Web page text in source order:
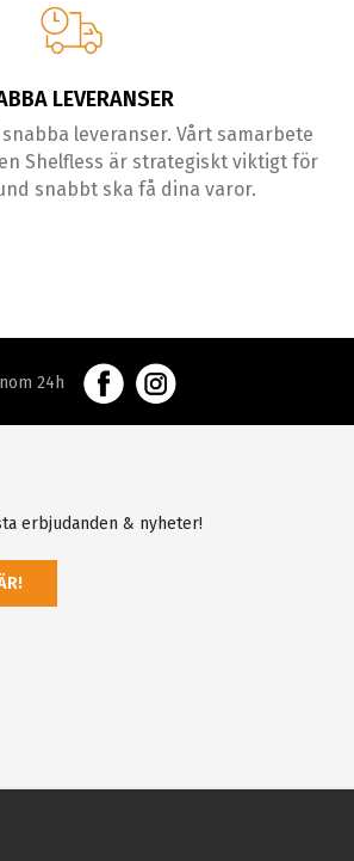
LEVERANSER
leveranser. Vårt samarbete
Shelfless är strategiskt viktigt för
snabbt ska få dina varor.
24h
erbjudanden & nyheter!